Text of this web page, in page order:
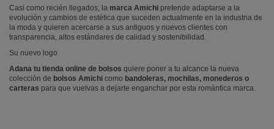
Casi como recién llegados, la marca Amichi pretende adaptarse a la
evolución y cambios de estética que suceden actualmente en la industria de
la moda y quieren acercarse a sus antiguos y nuevos clientes con
transparencia, altos estándares de calidad y sostenibilidad.
Su nuevo logo
Adana tu tienda online de bolsos quiere poner a tu alcance la nueva
colección de bolsos Amichi como bandoleras, mochilas, monederos o
carteras para que vuelvas a dejarte enganchar por esta romántica marca.